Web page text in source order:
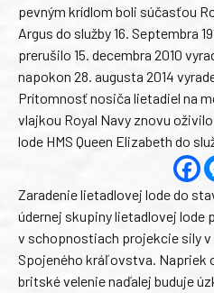
pevným krídlom boli súčasťou
Argus do služby 16. Septembra
prerušilo 15. decembra 2010
napokon 28. augusta 2014
Prítomnosť nosiča lietadiel na
vlajkou Royal Navy znovu
lode HMS Queen Elizabeth do
Zaradenie lietadlovej lode do
údernej skupiny lietadlovej lode
v schopnostiach projekcie sily
Spojeného kráľovstva. Napriek
britské velenie naďalej buduje